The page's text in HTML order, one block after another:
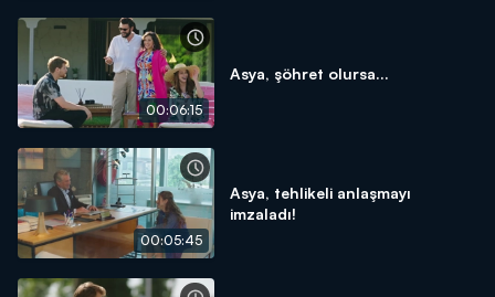
00:06:15
Asya, şöhret olursa...
00:05:45
Asya, tehlikeli anlaşmayı
imzaladı!